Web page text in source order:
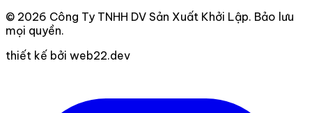
© 2026 Công Ty TNHH DV Sản Xuất Khởi Lập. Bảo lưu
mọi quyền.
thiết kế bởi web22.dev